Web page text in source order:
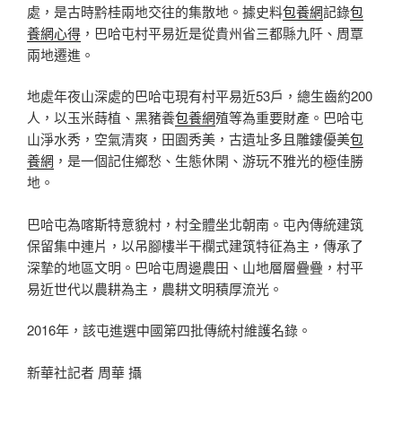
處，是古時黔桂兩地交往的集散地。據史料包養網記錄包
養網心得 ，巴哈屯村平易近是從貴州省三都縣九阡、周覃
兩地遷進。
地處年夜山深處的巴哈屯現有村平易近53戶，總生齒約200
人，以玉米蒔植、黑豬養包養網殖等為重要財產。巴哈屯
山淨水秀，空氣清爽，田園秀美，古遺址多且雕鏤優美包
養網 ，是一個記住鄉愁、生態休閑、游玩不雅光的極佳勝
地。
巴哈屯為喀斯特意貌村，村全體坐北朝南。屯內傳統建筑
保留集中連片，以吊腳樓半干欄式建筑特征為主，傳承了
深摯的地區文明。巴哈屯周邊農田、山地層層疊疊，村平
易近世代以農耕為主，農耕文明積厚流光。
2016年，該屯進選中國第四批傳統村維護名錄。
新華社記者 周華 攝